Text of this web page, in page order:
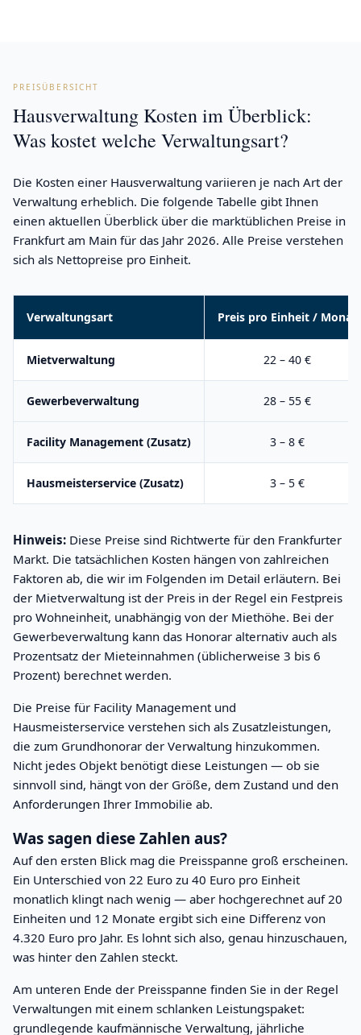
PREISÜBERSICHT
Hausverwaltung Kosten im Überblick:
Was kostet welche Verwaltungsart?
Die Kosten einer Hausverwaltung variieren je nach Art der
Verwaltung erheblich. Die folgende Tabelle gibt Ihnen
einen aktuellen Überblick über die marktüblichen Preise in
Frankfurt am Main für das Jahr 2026. Alle Preise verstehen
sich als Nettopreise pro Einheit.
Verwaltungsart Preis pro Einheit / Monat
Mietverwaltung 22 – 40 €
Gewerbeverwaltung 28 – 55 €
Facility Management (Zusatz) 3 – 8 €
Hausmeisterservice (Zusatz) 3 – 5 €
Hinweis: Diese Preise sind Richtwerte für den Frankfurter
Markt. Die tatsächlichen Kosten hängen von zahlreichen
Faktoren ab, die wir im Folgenden im Detail erläutern. Bei
der Mietverwaltung ist der Preis in der Regel ein Festpreis
pro Wohneinheit, unabhängig von der Miethöhe. Bei der
Gewerbeverwaltung kann das Honorar alternativ auch als
Prozentsatz der Mieteinnahmen (üblicherweise 3 bis 6
Prozent) berechnet werden.
Die Preise für Facility Management und
Hausmeisterservice verstehen sich als Zusatzleistungen,
die zum Grundhonorar der Verwaltung hinzukommen.
Nicht jedes Objekt benötigt diese Leistungen — ob sie
sinnvoll sind, hängt von der Größe, dem Zustand und den
Anforderungen Ihrer Immobilie ab.
Was sagen diese Zahlen aus?
Auf den ersten Blick mag die Preisspanne groß erscheinen.
Ein Unterschied von 22 Euro zu 40 Euro pro Einheit
monatlich klingt nach wenig — aber hochgerechnet auf 20
Einheiten und 12 Monate ergibt sich eine Differenz von
4.320 Euro pro Jahr. Es lohnt sich also, genau hinzuschauen,
was hinter den Zahlen steckt.
Am unteren Ende der Preisspanne finden Sie in der Regel
Verwaltungen mit einem schlanken Leistungspaket:
grundlegende kaufmännische Verwaltung, jährliche